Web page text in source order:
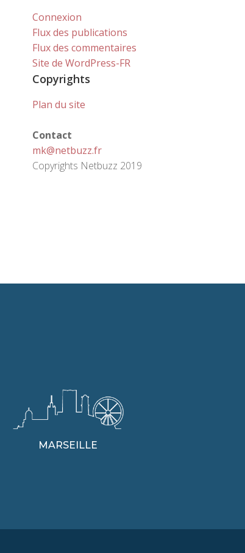
Connexion
Flux des publications
Flux des commentaires
Site de WordPress-FR
Copyrights
Plan du site
Contact
mk@netbuzz.fr
Copyrights Netbuzz 2019
MARSEILLE